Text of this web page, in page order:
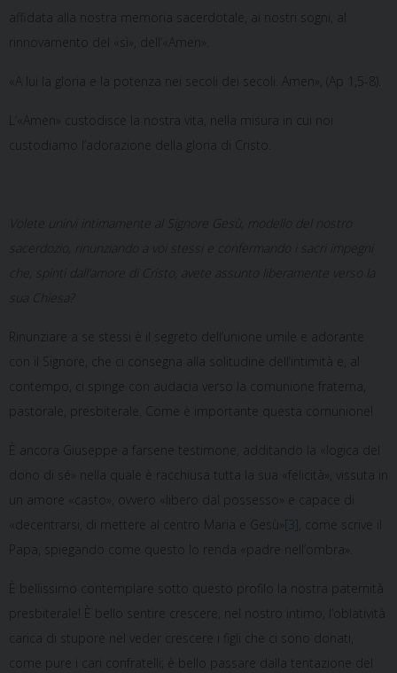
affidata alla nostra memoria sacerdotale, ai nostri sogni, al
rinnovamento del «sì», dell’«Amen».
«A lui la gloria e la potenza nei secoli dei secoli. Amen», (Ap 1,5-8).
L’«Amen» custodisce la nostra vita, nella misura in cui noi
custodiamo l’adorazione della gloria di Cristo.
Volete unirvi intimamente al Signore Gesù, modello del nostro
sacerdozio, rinunziando a voi stessi e confermando i sacri impegni
sua Chiesa?
Rinunziare a se stessi è il segreto dell’unione umile e adorante
con il Signore, che ci consegna alla solitudine dell’intimità e, al
contempo, ci spinge con audacia verso la comunione fraterna,
pastorale, presbiterale. Come è importante questa comunione!
È ancora Giuseppe a farsene testimone, additando la «logica del
dono di sé» nella quale è racchiusa tutta la sua «felicità», vissuta in
un amore «casto», ovvero «libero dal possesso» e capace di
«decentrarsi, di mettere al centro Maria e Gesù» [3] , come scrive il
Papa, spiegando come questo lo renda «padre nell’ombra».
È bellissimo contemplare sotto questo profilo la nostra paternità
presbiterale! È bello sentire crescere, nel nostro intimo, l’oblatività
carica di stupore nel veder crescere i figli che ci sono donati,
come pure i cari confratelli; è bello passare dalla tentazione del